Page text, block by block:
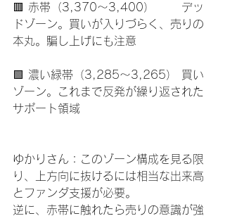
🟥 赤帯（3,370〜3,400）	デッ
ドゾーン。買いが入りづらく、売りの
本丸。騙し上げにも注意
🟩 濃い緑帯（3,285〜3,265）	買い
ゾーン。これまで反発が繰り返された
サポート領域
ゆかりさん：このゾーン構成を見る限
り、上方向に抜けるには相当な出来高
とファンダ支援が必要。
逆に、赤帯に触れたら売りの意識が強